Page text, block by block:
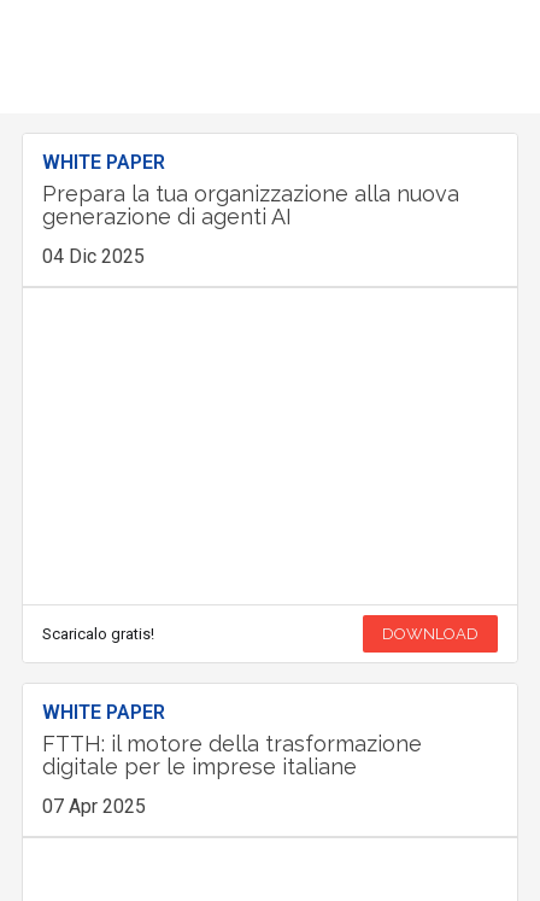
WHITE PAPER
Prepara la tua organizzazione alla nuova
generazione di agenti AI
04 Dic 2025
Scaricalo gratis! DOWNLOAD
WHITE PAPER
FTTH: il motore della trasformazione
digitale per le imprese italiane
07 Apr 2025